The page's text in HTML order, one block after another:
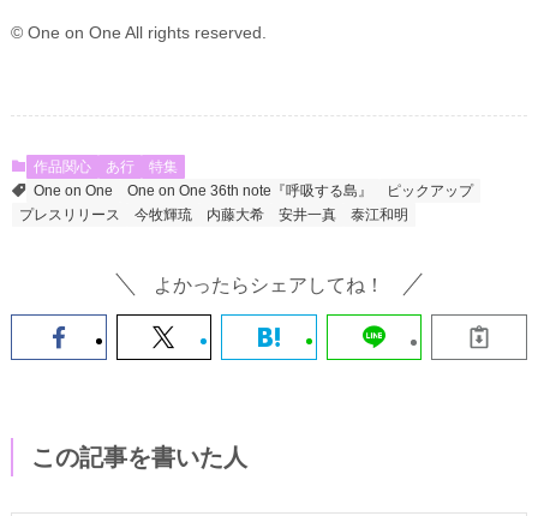
© One on One All rights reserved.
作品関心 あ行
特集
One on One
One on One 36th note『呼吸する島』
ピックアップ
プレスリリース
今牧輝琉 内藤大希 安井一真 泰江和明
よかったらシェアしてね！
この記事を書いた人